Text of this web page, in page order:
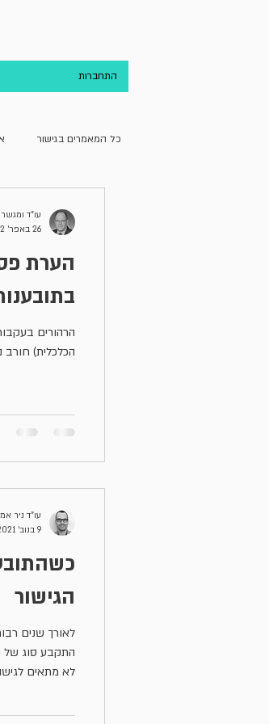
התחברות
כל המאמרים בגישור
מחדרו של מגשר
הערת
הכלכלית) חורב
עו"ד ומגשר
26 באפר׳ 2022
הגישור
לאורך שנים
התקבע סוג של
לא מתאים
עו"ד ניר
9 בנוב׳ 2021